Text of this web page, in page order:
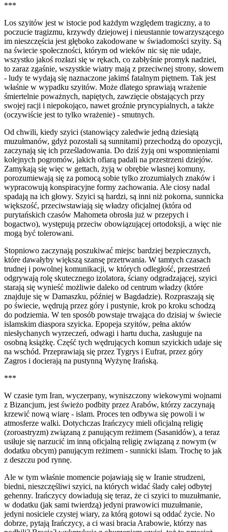
***
Los szyitów jest w istocie pod każdym względem tragiczny, a to
poczucie tragizmu, krzywdy dziejowej i nieustannie towarzyszącego
im nieszczęścia jest głęboko zakodowane w świadomości szyity. Są
na świecie społeczności, którym od wieków nic się nie udaje,
wszystko jakoś rozłazi się w rękach, co zabłyśnie promyk nadziei,
to zaraz zgaśnie, wszystkie wiatry mają z przeciwnej strony, słowem
- ludy te wydają się naznaczone jakimś fatalnym piętnem. Tak jest
właśnie w wypadku szyitów. Może dlatego sprawiają wrażenie
śmiertelnie poważnych, napiętych, zawzięcie obstających przy
swojej racji i niepokojąco, nawet groźnie pryncypialnych, a także
(oczywiście jest to tylko wrażenie) - smutnych.
Od chwili, kiedy szyici (stanowiący zaledwie jedną dziesiątą
muzułmanów, gdyż pozostali są sunnitami) przechodzą do opozycji,
zaczynają się ich prześladowania. Do dziś żyją oni wspomnieniami
kolejnych pogromów, jakich ofiarą padali na przestrzeni dziejów.
Zamykają się więc w gettach, żyją w obrębie własnej komuny,
porozumiewają się za pomocą sobie tylko zrozumiałych znaków i
wypracowują konspiracyjne formy zachowania. Ale ciosy nadal
spadają na ich głowy. Szyici są hardzi, są inni niż pokorna, sunnicka
większość, przeciwstawiają się władzy oficjalnej (która od
purytańskich czasów Mahometa obrosła już w przepych i
bogactwo), występują przeciw obowiązującej ortodoksji, a więc nie
mogą być tolerowani.
Stopniowo zaczynają poszukiwać miejsc bardziej bezpiecznych,
które dawałyby większą szansę przetrwania. W tamtych czasach
trudnej i powolnej komunikacji, w których odległość, przestrzeń
odgrywają rolę skutecznego izolatora, ściany odgradzającej, szyici
starają się wynieść możliwie daleko od centrum władzy (które
znajduje się w Damaszku, później w Bagdadzie). Rozpraszają się
po świecie, wędrują przez góry i pustynie, krok po kroku schodzą
do podziemia. W ten sposób powstaje trwająca do dzisiaj w świecie
islamskim diaspora szyicka. Epopeja szyitów, pełna aktów
niesłychanych wyrzeczeń, odwagi i hartu ducha, zasługuje na
osobną książkę. Część tych wędrujących komun szyickich udaje się
na wschód. Przeprawiają się przez Tygrys i Eufrat, przez góry
Zagros i docierają na pustynną Wyżynę Irańską.
***
W czasie tym Iran, wyczerpany, wyniszczony wiekowymi wojnami
z Bizancjum, jest świeżo podbity przez Arabów, którzy zaczynają
krzewić nową wiarę - islam. Proces ten odbywa się powoli i w
atmosferze walki. Dotychczas Irańczycy mieli oficjalną religię
(zoroastryzm) związaną z panującym reżimem (Sasanidów), a teraz
usiłuje się narzucić im inną oficjalną religię związaną z nowym (w
dodatku obcym) panującym reżimem - sunnicki islam. Trochę to jak
z deszczu pod rynnę.
Ale w tym właśnie momencie pojawiają się w Iranie strudzeni,
biedni, nieszczęśliwi szyici, na których widać ślady całej odbytej
gehenny. Irańczycy dowiadują się teraz, że ci szyici to muzułmanie,
w dodatku (jak sami twierdzą) jedyni prawowici muzułmanie,
jedyni nosiciele czystej wiary, za którą gotowi są oddać życie. No
dobrze, pytają Irańczycy, a ci wasi bracia Arabowie, którzy nas